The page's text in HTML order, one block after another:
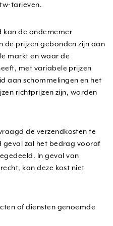
tarieven.
kan de ondernemer
de prijzen gebonden zijn aan
markt en waar de
met variabele prijzen
aan schommelingen en het
richtprijzen zijn, worden
de verzendkosten te
geval zal het bedrag vooraf
In geval van
kan deze kost niet
of diensten genoemde